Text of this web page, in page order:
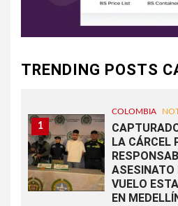
TRENDING POSTS
1
COLOMBIA
LA CÁRCEL
ASESINATO
VUELO
EN